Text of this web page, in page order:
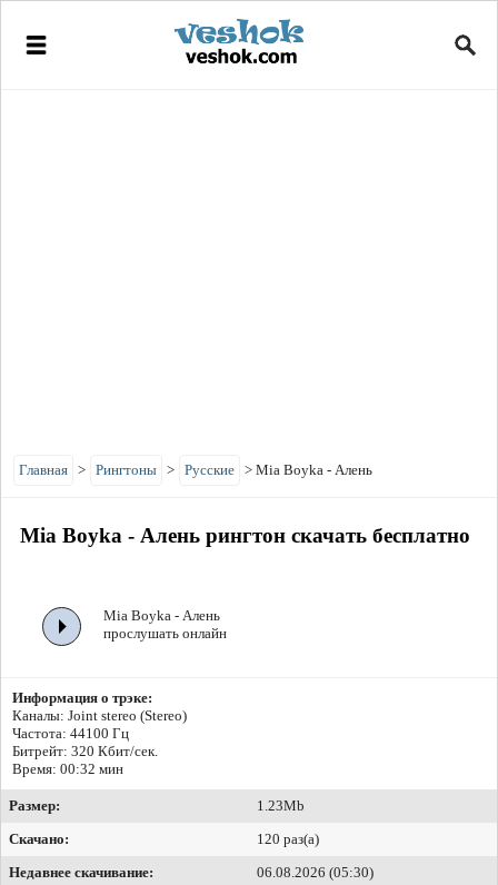
Главная > Рингтоны > Русские > Mia Boyka - Алень
Mia Boyka - Алень рингтон скачать бесплатно
Mia Boyka - Алень
прослушать онлайн
Информация о трэке:
Каналы: Joint stereo (Stereo)
Частота: 44100 Гц
Битрейт: 320 Кбит/сек.
Время: 00:32 мин
Размер:
1.23Mb
Скачано:
120 раз(а)
Недавнее скачивание:
06.08.2026 (05:30)